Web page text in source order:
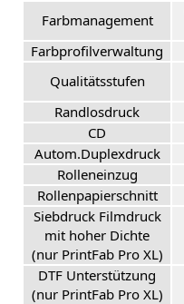
Farbmanagement
Farbprofilverwaltung
Qualitätsstufen
Randlosdruck
CD
Autom.Duplexdruck
Rolleneinzug
Rollenpapierschnitt
Siebdruck Filmdruck
mit hoher Dichte
(nur PrintFab Pro XL)
DTF Unterstützung
(nur PrintFab Pro XL)